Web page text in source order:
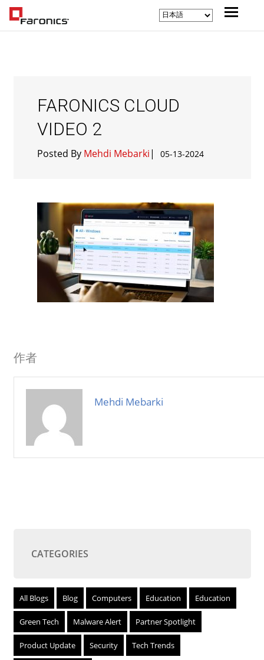
FARONICS CLOUD
VIDEO 2
Posted By Mehdi Mebarki| 05-13-2024
作者
Mehdi Mebarki
CATEGORIES
All Blogs Blog Computers Education Education
Green Tech Malware Alert Partner Spotlight
Product Update Security Tech Trends